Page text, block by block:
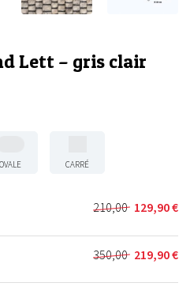
Lett – gris clair
OVALE CARRÉ
210,00
Le
prix
initial
était :
210,00 €.
129,90€
Le
prix
actuel
est :
129,90 €.
350,00
Le
prix
219,90€
Le
prix